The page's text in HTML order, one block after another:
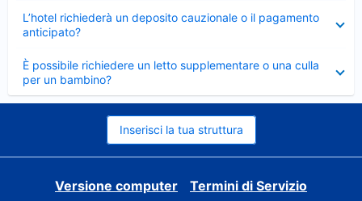
L’hotel richiederà un deposito cauzionale o il pagamento
anticipato?
chiuso
È possibile richiedere un letto supplementare o una culla
per un bambino?
Elemento
chiuso
Inserisci la tua struttura
Versione computer
Termini di Servizio